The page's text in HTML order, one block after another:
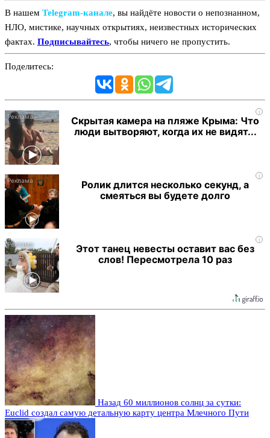
В нашем Telegram‑канале, вы найдёте новости о непознанном,
НЛО, мистике, научных открытиях, неизвестных исторических
фактах. Подписывайтесь, чтобы ничего не пропустить.
Поделитесь:
i
Скрытая камера на пляже Крыма: Что
люди вытворяют, когда их не видят...
i
Ролик длится несколько секунд, а
смеяться вы будете долго
i
Этот танец невесты оставит вас без
слов! Пересмотрела 10 раз
Назад 60 миллионов солнц за сутки:
Euclid создал самую детальную карту центра Млечного Пути